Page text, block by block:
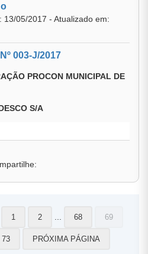
13/05/2017 - Atualizado em:
003-J/2017
PROCON MUNICIPAL DE
S/A
1 2 68 69
73 PRÓXIMA PÁGINA